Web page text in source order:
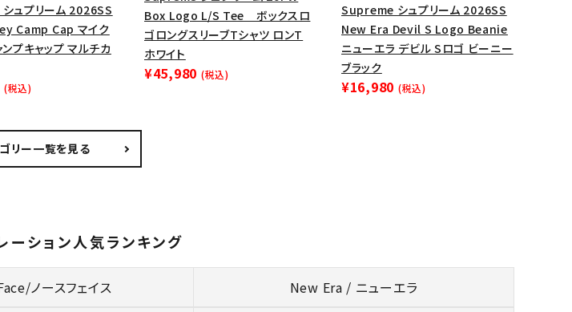
ュプリーム 2026SS
Camp Cap マイク
プキャップ マルチカ
(税込)
Box Logo L/S Tee ボックスロ
ゴロングスリーブTシャツ ロンT
ホワイト
¥45,980 (税込)
Supreme シュプリーム 2026SS
New Era Devil S Logo Beanie
ニューエラ デビル Sロゴ ビーニー
ブラック
¥16,980 (税込)
リー一覧を見る
ーション人気ランキング
ノースフェイス New Era / ニューエラ